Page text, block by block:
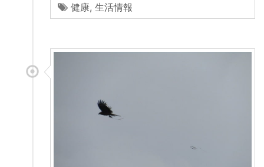
健康, 生活情報